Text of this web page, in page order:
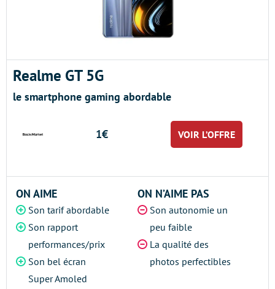
Realme GT 5G
le smartphone gaming abordable
1€ VOIR L’OFFRE
ON AIME
Son tarif abordable
Son rapport
performances/prix
Son bel écran
Super Amoled
ON N’AIME PAS
Son autonomie un
peu faible
La qualité des
photos perfectibles